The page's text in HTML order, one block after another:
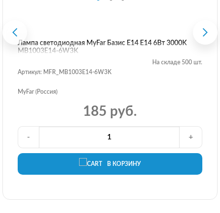
Лампа светодиодная MyFar Базис E14 E14 6Вт 3000K
MB1003E14-6W3K
На складе 500 шт.
Артикул: MFR_MB1003E14-6W3K
MyFar (Россия)
185 руб.
В КОРЗИНУ
- +